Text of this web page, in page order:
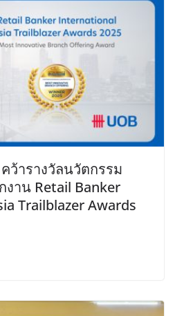
ว้ารางวัลนวัตกรรม
งาน Retail Banker
Trailblazer Awards